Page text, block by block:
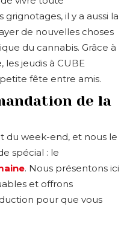
grignotages, il y a aussi la
de nouvelles choses
du cannabis. Grâce à
jeudis à CUBE
fête entre amis.
de la
du week-end, et nous le
spécial : le
. Nous présentons ici
et offrons
pour que vous